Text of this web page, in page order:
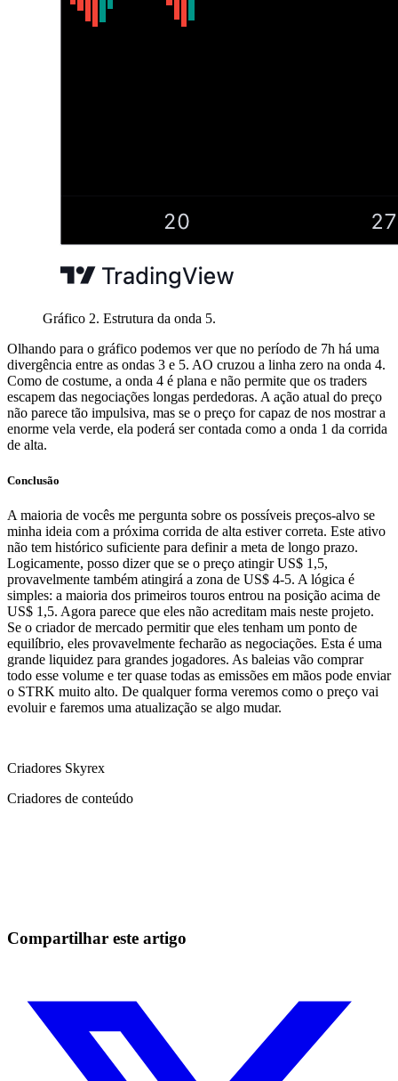
Gráfico 2. Estrutura da onda 5.
Olhando para o gráfico podemos ver que no período de 7h há uma
divergência entre as ondas 3 e 5. AO cruzou a linha zero na onda 4.
Como de costume, a onda 4 é plana e não permite que os traders
escapem das negociações longas perdedoras. A ação atual do preço
não parece tão impulsiva, mas se o preço for capaz de nos mostrar a
enorme vela verde, ela poderá ser contada como a onda 1 da corrida
de alta.
Conclusão
A maioria de vocês me pergunta sobre os possíveis preços-alvo se
minha ideia com a próxima corrida de alta estiver correta. Este ativo
não tem histórico suficiente para definir a meta de longo prazo.
Logicamente, posso dizer que se o preço atingir US$ 1,5,
provavelmente também atingirá a zona de US$ 4-5. A lógica é
simples: a maioria dos primeiros touros entrou na posição acima de
US$ 1,5. Agora parece que eles não acreditam mais neste projeto.
Se o criador de mercado permitir que eles tenham um ponto de
equilíbrio, eles provavelmente fecharão as negociações. Esta é uma
grande liquidez para grandes jogadores. As baleias vão comprar
todo esse volume e ter quase todas as emissões em mãos pode enviar
o STRK muito alto. De qualquer forma veremos como o preço vai
evoluir e faremos uma atualização se algo mudar.
Criadores Skyrex
Criadores de conteúdo
Compartilhar este artigo